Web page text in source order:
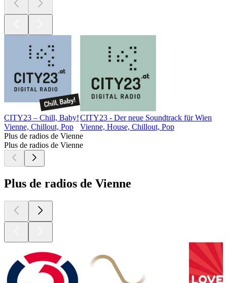
CITY23 – Chill, Baby!
Vienne, Chillout, Pop
CITY23 - Der neue Soundtrack für Wien
Vienne, House, Chillout, Pop
Plus de radios de Vienne
Plus de radios de Vienne
Plus de radios de Vienne